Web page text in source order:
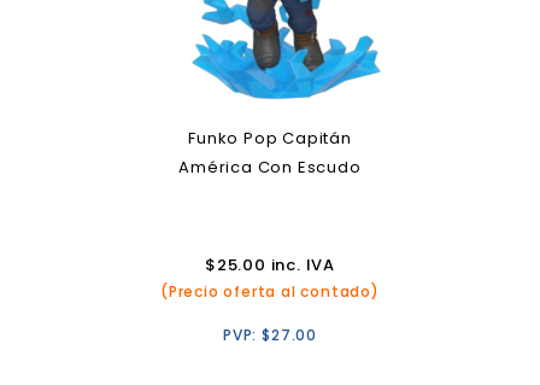
Funko Pop Capitán
América Con Escudo
$25.00 inc. IVA
(Precio oferta al contado)
PVP:$27.00